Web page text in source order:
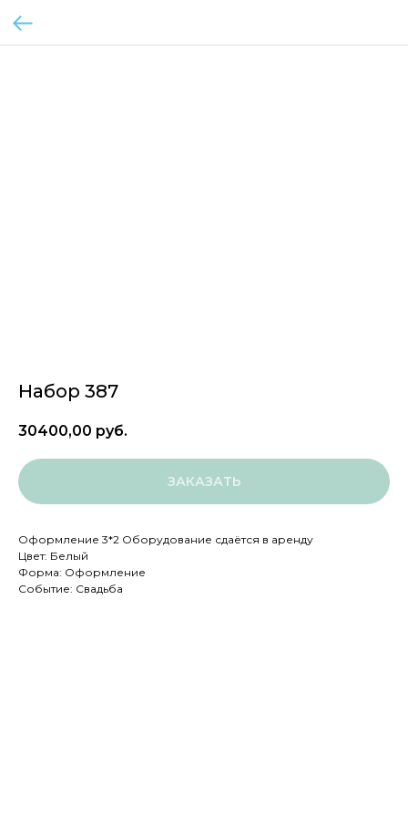
Набор 387
30400,00 руб.
ЗАКАЗАТЬ
Оформление 3*2 Оборудование сдаётся в аренду
Цвет: Белый
Форма: Оформление
Событие: Свадьба